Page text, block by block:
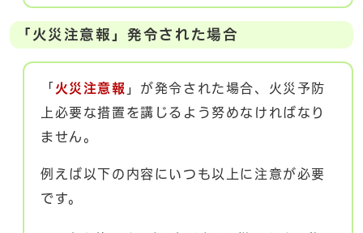
「火災注意報」発令された場合
「 火災注意報 」が発令された場合、火災予防
上必要な措置を講じるよう努めなければなり
ません。
例えば以下の内容にいつも以上に注意が必要
です。